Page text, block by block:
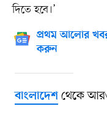
দিতে হবে।’
প্রথম আলোর
করুন
বাংলাদেশথেকে